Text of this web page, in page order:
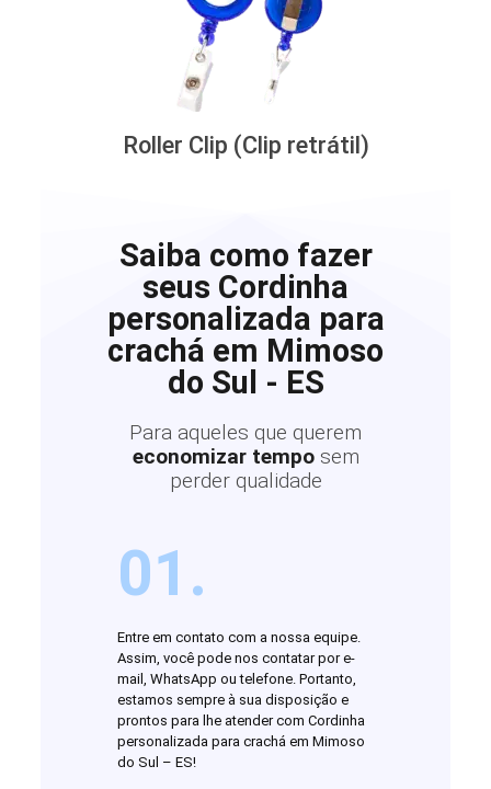
Roller Clip (Clip retrátil)
Saiba como fazer
seus Cordinha
personalizada para
crachá em Mimoso
do Sul - ES
Para aqueles que querem
economizar tempo sem
perder qualidade
01.
Entre em contato com a nossa equipe.
Assim, você pode nos contatar por e-
mail, WhatsApp ou telefone. Portanto,
estamos sempre à sua disposição e
prontos para lhe atender com Cordinha
personalizada para crachá em Mimoso
do Sul – ES!